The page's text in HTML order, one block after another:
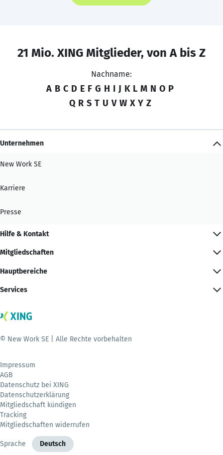
21 Mio. XING Mitglieder, von A bis Z
Nachname:
A B C D E F G H I J K L M N O P
Q R S T U V W X Y Z
Unternehmen
New Work SE
Karriere
Presse
Hilfe & Kontakt
Mitgliedschaften
Hauptbereiche
Services
© New Work SE | Alle Rechte vorbehalten
Impressum
AGB
Datenschutz bei XING
Datenschutzerklärung
Mitgliedschaft kündigen
Tracking
Mitgliedschaften widerrufen
Sprache Deutsch